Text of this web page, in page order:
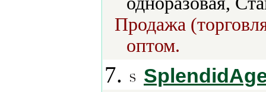
Продажа
оптом.
7.